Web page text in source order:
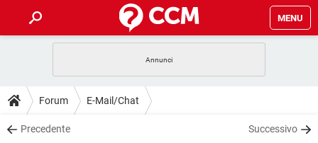
MENU
INTRATTENIMENTO
iOS
GUIDE
COVID-19
DOWNLOAD
Forum E-Mail/Chat
Precedente Successivo